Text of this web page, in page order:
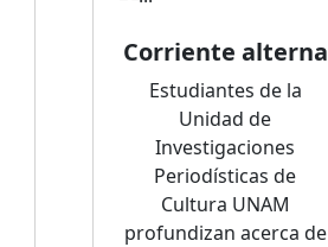
Corriente alterna
Estudiantes de la
Unidad de
Investigaciones
Periodísticas de
Cultura UNAM
profundizan acerca de